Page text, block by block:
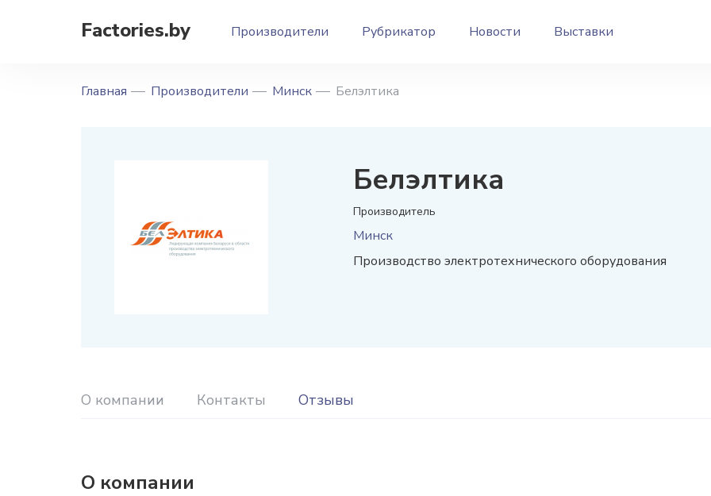
Factories.by Производители Рубрикатор Новости Выставки
Главная Производители Минск Белэлтика
Белэлтика
Производитель
Минск
Производство электротехнического оборудования
О компании Контакты Отзывы
О компании